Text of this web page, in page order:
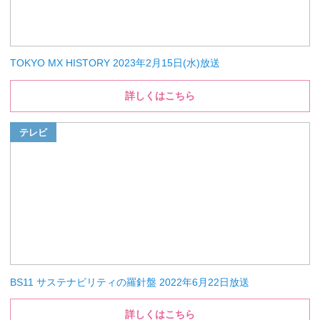
TOKYO MX HISTORY 2023年2月15日(水)放送
詳しくはこちら
テレビ
BS11 サステナビリティの羅針盤 2022年6月22日放送
詳しくはこちら